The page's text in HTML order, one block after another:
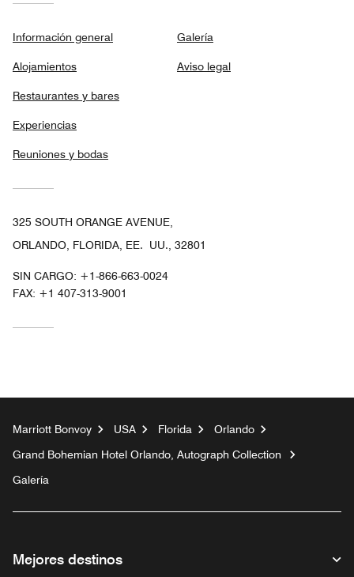
Información general
Alojamientos
Restaurantes y bares
Experiencias
Reuniones y bodas
Galería
Aviso legal
325 SOUTH ORANGE AVENUE,
ORLANDO, FLORIDA, EE. UU., 32801
SIN CARGO: +1-866-663-0024
FAX: +1 407-313-9001
Marriott Bonvoy USA Florida
Orlando
Grand Bohemian Hotel Orlando, Autograph Collection
Galería
Mejores destinos